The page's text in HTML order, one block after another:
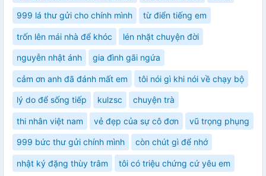
999 lá thư gửi cho chính mình từ điển tiếng em
trốn lên mái nhà để khóc lén nhặt chuyện đời
nguyễn nhật ánh gia đình gãi ngứa
cảm ơn anh đã đánh mất em tôi nói gì khi nói về chạy bộ
lý do để sống tiếp kulzsc chuyện trà
thi nhân việt nam vẻ đẹp của sự cô đơn vũ trọng phụng
999 bức thư gửi chính mình còn chút gì để nhớ
nhật ký đặng thùy trâm tôi có triệu chứng cứ yêu em